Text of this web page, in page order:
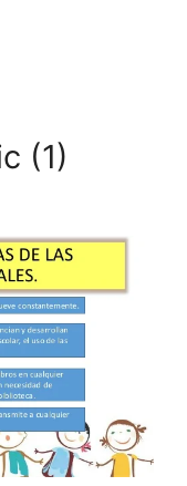
(1)